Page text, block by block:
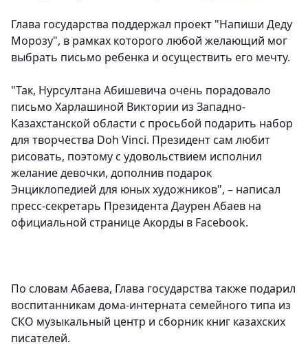
Глава государства поддержал проект "Напиши Деду
Морозу", в рамках которого любой желающий мог
выбрать письмо ребенка и осуществить его мечту.
"Так, Нурсултана Абишевича очень порадовало
письмо Харлашиной Виктории из Западно-
Казахстанской области с просьбой подарить набор
для творчества Doh Vinci. Президент сам любит
рисовать, поэтому с удовольствием исполнил
желание девочки, дополнив подарок
Энциклопедией для юных художников", – написал
пресс-секретарь Президента Даурен Абаев на
официальной странице Акорды в Facebook.
По словам Абаева, Глава государства также подарил
воспитанникам дома-интерната семейного типа из
СКО музыкальный центр и сборник книг казахских
писателей.